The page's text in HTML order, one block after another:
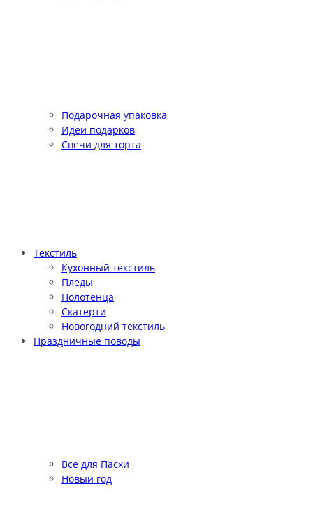
Подарочная упаковка
Идеи подарков
Свечи для торта
Текстиль
Кухонный текстиль
Пледы
Полотенца
Скатерти
Новогодний текстиль
Праздничные поводы
Все для Пасхи
Новый год